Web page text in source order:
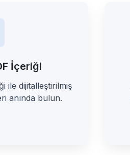
İçeriği
ile dijitalleştirilmiş
anında bulun.